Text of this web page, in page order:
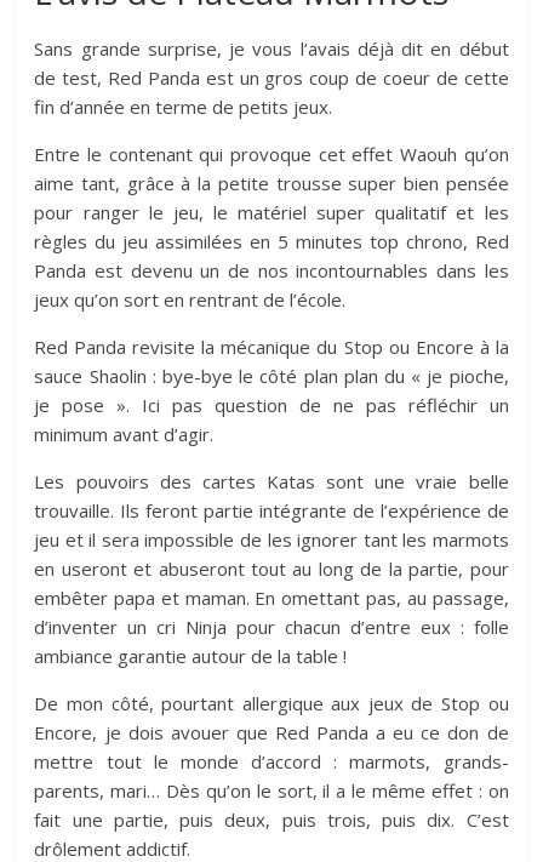
Sans grande surprise, je vous l’avais déjà dit en début
de test, Red Panda est un gros coup de coeur de cette
fin d’année en terme de petits jeux.
Entre le contenant qui provoque cet effet Waouh qu’on
aime tant, grâce à la petite trousse super bien pensée
pour ranger le jeu, le matériel super qualitatif et les
règles du jeu assimilées en 5 minutes top chrono, Red
Panda est devenu un de nos incontournables dans les
jeux qu’on sort en rentrant de l’école.
Red Panda revisite la mécanique du Stop ou Encore à la
sauce Shaolin : bye-bye le côté plan plan du « je pioche,
je pose ». Ici pas question de ne pas réfléchir un
minimum avant d’agir.
Les pouvoirs des cartes Katas sont une vraie belle
trouvaille. Ils feront partie intégrante de l’expérience de
jeu et il sera impossible de les ignorer tant les marmots
en useront et abuseront tout au long de la partie, pour
embêter papa et maman. En omettant pas, au passage,
d’inventer un cri Ninja pour chacun d’entre eux : folle
ambiance garantie autour de la table !
De mon côté, pourtant allergique aux jeux de Stop ou
Encore, je dois avouer que Red Panda a eu ce don de
mettre tout le monde d’accord : marmots, grands-
parents, mari… Dès qu’on le sort, il a le même effet : on
fait une partie, puis deux, puis trois, puis dix. C’est
drôlement addictif.